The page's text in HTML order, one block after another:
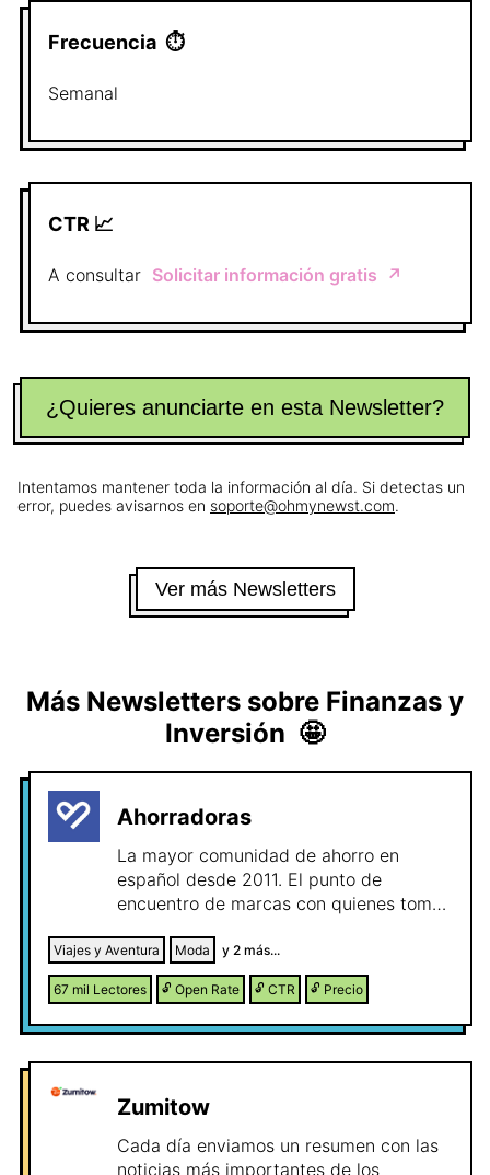
Frecuencia ⏱
Semanal
CTR 📈
A consultar Solicitar información gratis ↗️
¿Quieres anunciarte en esta Newsletter?
Intentamos mantener toda la información al día. Si detectas un
error, puedes avisarnos en soporte@ohmynewst.com.
Ver más Newsletters
Más Newsletters sobre Finanzas y
Inversión 🤩
Ahorradoras
La mayor comunidad de ahorro en
español desde 2011. El punto de
encuentro de marcas con quienes toman
Referentes en ahorro y con presencia en
medios de comunicación nacionales
como TVE. Marca consolidada y
comunidad fiel que confía en el criterio
Viajes y Aventura Moda y 2 más...
67 mil Lectores 🔓 Open Rate 🔓 CTR 🔓 Precio
Zumitow
Cada día enviamos un resumen con las
noticias más importantes de los